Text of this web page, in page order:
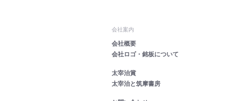
会社案内
会社概要
会社ロゴ・銘板について
太宰治賞
太宰治と筑摩書房